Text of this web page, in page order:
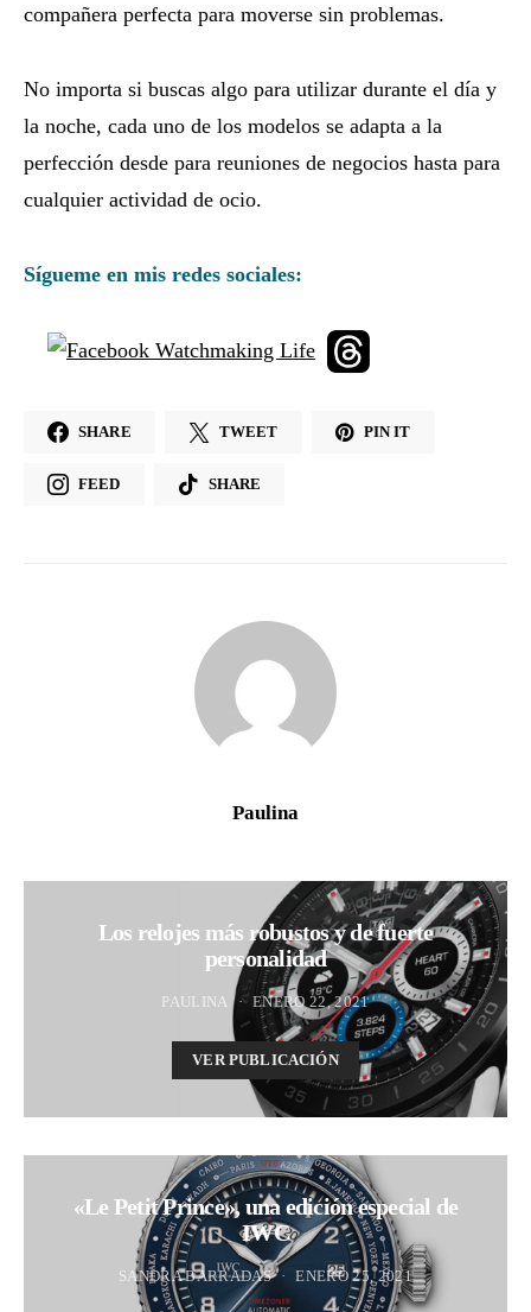
compañera perfecta para moverse sin problemas.
No importa si buscas algo para utilizar durante el día y
la noche, cada uno de los modelos se adapta a la
perfección desde para reuniones de negocios hasta para
cualquier actividad de ocio.
Sígueme en mis redes sociales:
SHARE TWEET PIN IT
FEED SHARE
Paulina
Los relojes más robustos y de fuerte
personalidad
PAULINA ENERO 22, 2021
VER PUBLICACIÓN
«Le Petit Prince», una edición especial de
IWC
SANDRA BARRADAS ENERO 25, 2021